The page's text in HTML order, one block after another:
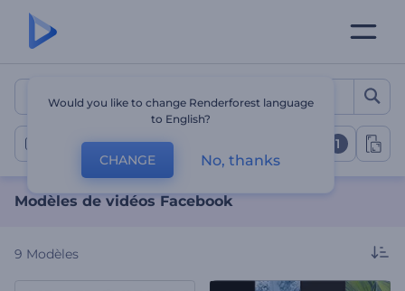
Modèles de vidéos
Vidéos Facebook 1
Modèles de vidéos Facebook
9 Modèles
Would you like to change Renderforest language
to English?
CHANGE No, thanks